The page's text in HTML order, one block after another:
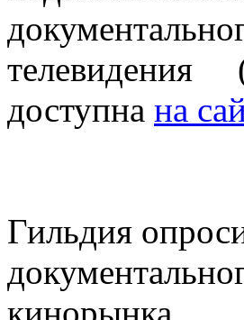
доступна на
Гильдия
кинорынка.